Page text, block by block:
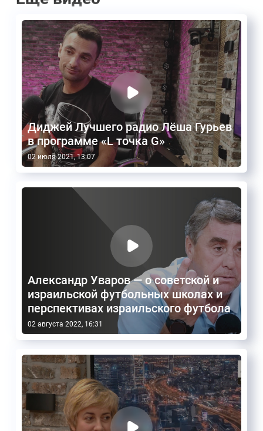
Диджей Лучшего радио Лёша Гурьев
в программе «L точка G»
02 июля 2021, 13:07
Александр Уваров — о советской и
израильской футбольных школах и
перспективах израильского футбола
02 августа 2022, 16:31